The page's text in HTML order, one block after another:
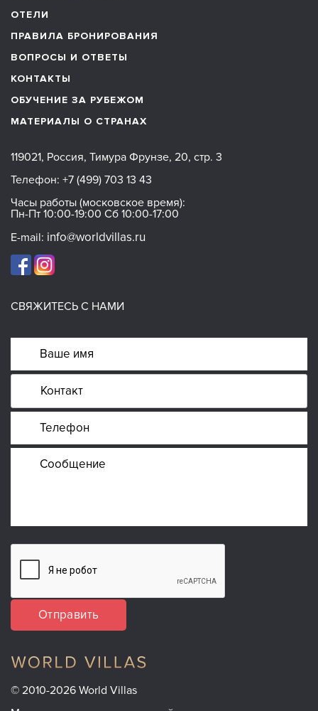
ОТЕЛИ
ПРАВИЛА БРОНИРОВАНИЯ
ВОПРОСЫ И ОТВЕТЫ
КОНТАКТЫ
ОБУЧЕНИЕ ЗА РУБЕЖОМ
МАТЕРИАЛЫ О СТРАНАХ
119021, Россия, Тимура Фрунзе, 20, стр. 3
Телефон: +7 (499) 703 13 43
Часы работы (московское время):
Пн-Пт 10:00-19:00 Сб 10:00-17:00
E-mail: info@worldvillas.ru
СВЯЖИТЕСЬ С НАМИ
Отправить
© 2010-2026 World Villas